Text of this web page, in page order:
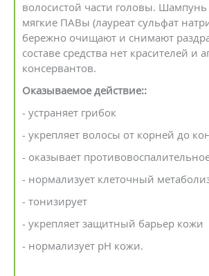
волосистой части головы.
мягкие ПАВы (лауреат сульфат
бережно очищают и снимают
составе средства нет красителей и
консервантов.
Оказываемое действие::
- устраняет грибок
- укрепляет волосы от корней до
- оказывает
- нормализует клеточный
- тонизирует
- укрепляет защитный барьер кожи
- нормализует рН кожи.